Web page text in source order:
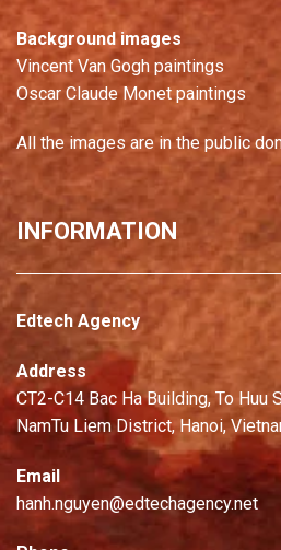
Background images
Vincent Van Gogh paintings
Oscar Claude Monet paintings
All the images are in the public
INFORMATION
Edtech Agency
Address
CT2-C14 Bac Ha Building, To Huu
NamTu Liem District, Hanoi,
Email
hanh.nguyen@edtechagency.net